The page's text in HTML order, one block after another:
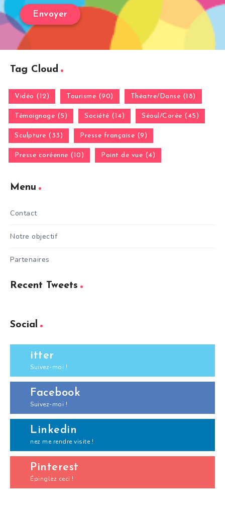
Tag Cloud
Vidéo (12) Tourisme (90) Théatre/Danse (18)
Témoignage (5) Société (14) Séoul/Corée (45)
Sculpture (33) Presse française (9)
Presse coréenne (10) Point de vue (4)
Menu
Contact
Notre objectif
Partenaires
Recent Tweets
Social
itter
Suivez-moi !
Facebook
Suivez-moi !
Linkedin
nez me rendre visite !
Pinterest
Épinglez ceci !